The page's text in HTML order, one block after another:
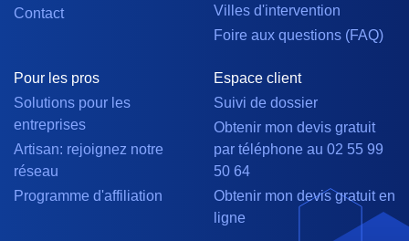
Contact
Villes d'intervention
Foire aux questions (FAQ)
Pour les pros
Solutions pour les
entreprises
Artisan: rejoignez notre
réseau
Programme d'affiliation
Espace client
Suivi de dossier
Obtenir mon devis gratuit
par téléphone au 02 55 99
50 64
Obtenir mon devis gratuit en
ligne